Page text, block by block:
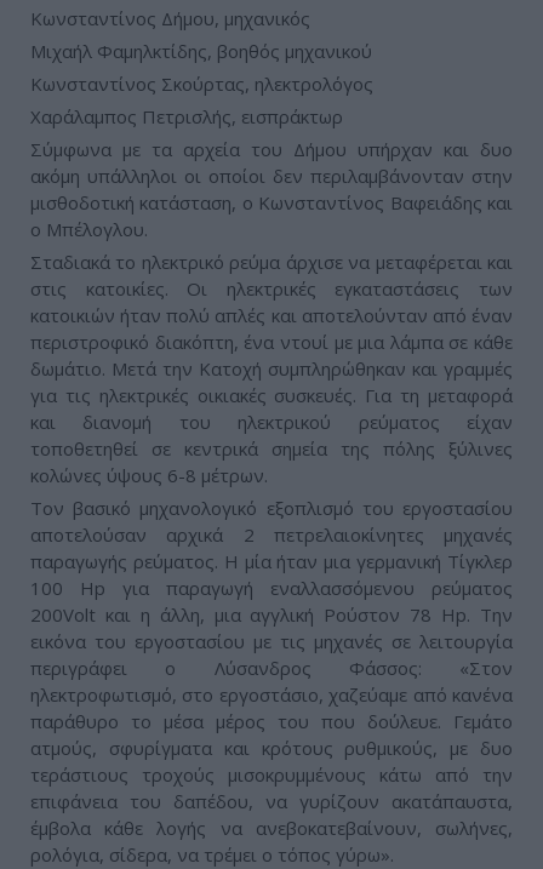
Κωνσταντίνος Δήμου, μηχανικός
Μιχαήλ Φαμηλκτίδης, βοηθός μηχανικού
Κωνσταντίνος Σκούρτας, ηλεκτρολόγος
Χαράλαμπος Πετρισλής, εισπράκτωρ
Σύμφωνα με τα αρχεία του Δήμου υπήρχαν και δυο
ακόμη υπάλληλοι οι οποίοι δεν περιλαμβάνονταν στην
μισθοδοτική κατάσταση, ο Κωνσταντίνος Βαφειάδης και
ο Μπέλογλου.
Σταδιακά το ηλεκτρικό ρεύμα άρχισε να μεταφέρεται και
στις κατοικίες. Οι ηλεκτρικές εγκαταστάσεις των
κατοικιών ήταν πολύ απλές και αποτελούνταν από έναν
περιστροφικό διακόπτη, ένα ντουί με μια λάμπα σε κάθε
δωμάτιο. Μετά την Κατοχή συμπληρώθηκαν και γραμμές
για τις ηλεκτρικές οικιακές συσκευές. Για τη μεταφορά
και διανομή του ηλεκτρικού ρεύματος είχαν
τοποθετηθεί σε κεντρικά σημεία της πόλης ξύλινες
κολώνες ύψους 6-8 μέτρων.
Τον βασικό μηχανολογικό εξοπλισμό του εργοστασίου
αποτελούσαν αρχικά 2 πετρελαιοκίνητες μηχανές
παραγωγής ρεύματος. Η μία ήταν μια γερμανική Τίγκλερ
100 Hp για παραγωγή εναλλασσόμενου ρεύματος
200Volt και η άλλη, μια αγγλική Ρούστον 78 Hp. Την
εικόνα του εργοστασίου με τις μηχανές σε λειτουργία
περιγράφει ο Λύσανδρος Φάσσος: «Στον
ηλεκτροφωτισμό, στο εργοστάσιο, χαζεύαμε από κανένα
παράθυρο το μέσα μέρος του που δούλευε. Γεμάτο
ατμούς, σφυρίγματα και κρότους ρυθμικούς, με δυο
τεράστιους τροχούς μισοκρυμμένους κάτω από την
επιφάνεια του δαπέδου, να γυρίζουν ακατάπαυστα,
έμβολα κάθε λογής να ανεβοκατεβαίνουν, σωλήνες,
ρολόγια, σίδερα, να τρέμει ο τόπος γύρω».